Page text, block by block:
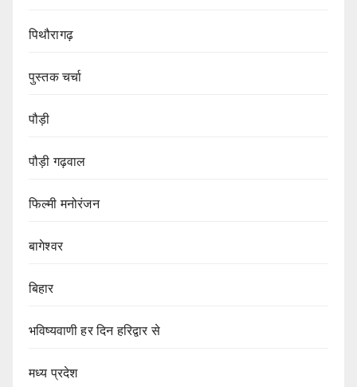
पिथौरागढ़
पुस्तक चर्चा
पौड़ी
पौड़ी गढ़वाल
फिल्मी मनोरंजन
बागेश्वर
बिहार
भविष्यवाणी हर दिन हरिद्वार से
मध्य प्रदेश